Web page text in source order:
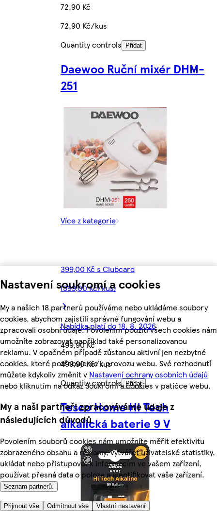
Nastavení soukromí a cookies
My a našich 18 partnerů používáme nebo ukládáme soubory
cookies, abychom zajistili správné fungování webu a
zpracovali osobní údaje. Povolením použití všech cookies nám
umožníte zobrazovat například také personalizovanou
reklamu. V opačném případě zůstanou aktivní jen nezbytné
cookies, které potřebujeme k provozu webu. Své rozhodnutí
můžete kdykoliv změnit v Nastavení ochrany osobních údajů
nebo kliknutím na odkaz Soukromí a cookies v patičce webu.
My a naši partneři zpracováváme údaje z
následujících důvodů
Povolením souborů cookies nám umožníte měřit efektivitu
zobrazeného obsahu a reklamy, vytvářet uživatelské statistiky,
ukládat nebo přistupovat k informacím ve vašem zařízení,
používat přesná data o poloze a identifikovat vaše zařízení.
Seznam partnerů.
Přijmout vše Odmítnout vše Vlastní nastavení
72,90 Kč
72,90 Kč/kus
Quantity controls
Přidat
Daewoo Ruční mixér DHM-
251
Více z kategorie
399,00 Kč s Clubcard
(399,00 Kč/kus)
Nabídka platí do 18. 8. 2026
499,90 Kč
499,90 Kč/kus
Quantity controls Přidat
Tesco Home Hi Tech
alkalická baterie 9 V